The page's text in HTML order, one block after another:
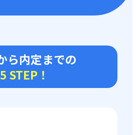
ら内定までの
5 STEP！